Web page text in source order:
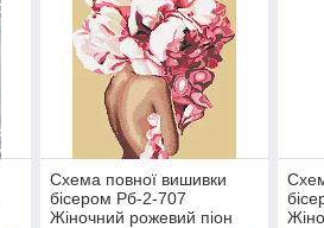
Схема повної вишивки
бісером Рб-2-707
Жіночний рожевий піон